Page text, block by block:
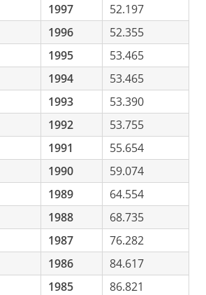
1997
52.197
1996
52.355
1995
53.465
1994
53.465
1993
53.390
1992
53.755
1991
55.654
1990
59.074
1989
64.554
1988
68.735
1987
76.282
1986
84.617
1985
86.821